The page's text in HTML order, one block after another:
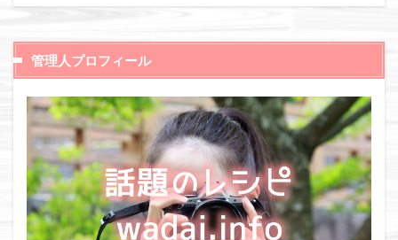
管理人プロフィール